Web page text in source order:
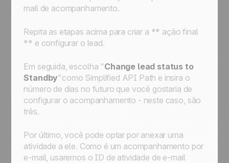
mail de acompanhamento.
Repita as etapas acima para criar a ** ação final
** e configurar o lead.
Em seguida, escolha "Change lead status to
Standby"como Simplified API Path e insira o
número de dias no futuro que você gostaria de
configurar o acompanhamento - neste caso, são
três.
Por último, você pode optar por anexar uma
atividade a ele. Como é um acompanhamento por
e-mail, usaremos o ID de atividade de e-mail